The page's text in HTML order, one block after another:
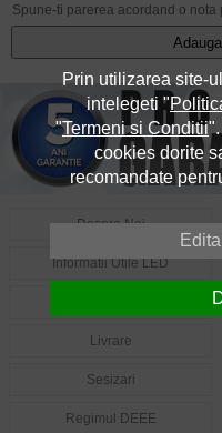
Spune-ti parerea acordand o nota
Despre Noi
Informatii Utile LED
Livrare
Sesizari
Regimul DEEE
Prin utilizarea site-
intelegeti "
"Termeni si Conditii
cookies dorite
recomandate